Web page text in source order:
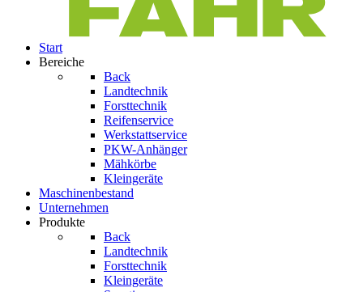
Start
Bereiche
Back
Landtechnik
Forsttechnik
Reifenservice
Werkstattservice
PKW-Anhänger
Mähkörbe
Kleingeräte
Maschinenbestand
Unternehmen
Produkte
Back
Landtechnik
Forsttechnik
Kleingeräte